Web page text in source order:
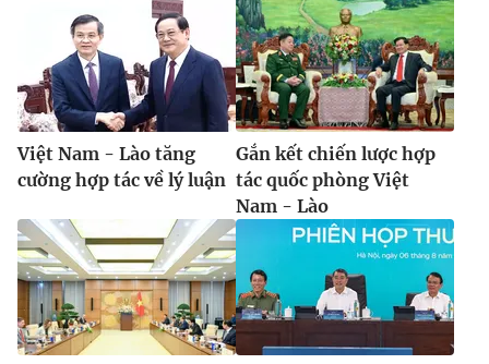
VTV9 VTV8
Liên hệ tòa soạn English
THỜI BÁO VTV
Theo dõi báo trên
Việt Nam - Lào tăng
cường hợp tác về lý luận
Gắn kết chiến lược hợp
tác quốc phòng Việt
Nam - Lào